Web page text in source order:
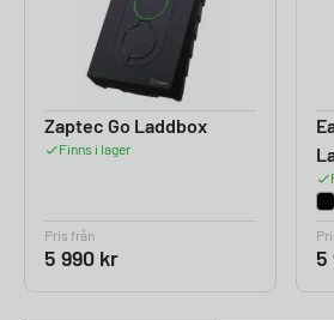
Zaptec Go Laddbox
Finns i lager
Pris från
5 990 kr 5